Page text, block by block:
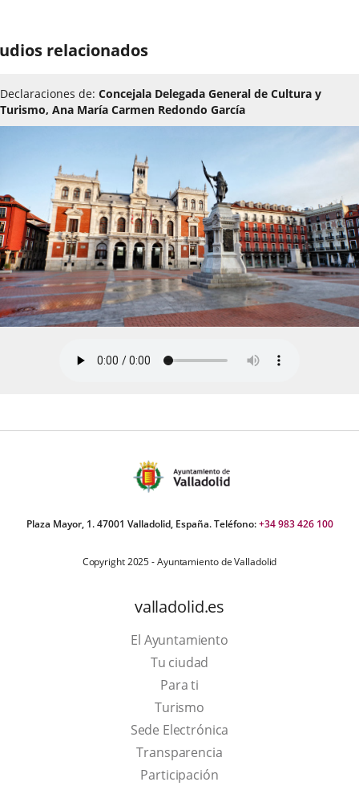
relacionados
Declaraciones de: Concejala Delegada General de Cultura y
Turismo, Ana María Carmen Redondo García
Plaza Mayor, 1. 47001 Valladolid, España. Teléfono:+34 983 426 100
Copyright 2025 - Ayuntamiento de Valladolid
valladolid.es
El Ayuntamiento
Tu ciudad
Para ti
TurismoThis
link
will
open
Sede Electrónica
Transparencia
Participación